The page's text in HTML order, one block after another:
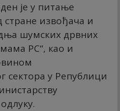
је у питање
стране извођача и
шумских дрвних
РС“, као и
сектора у Републици